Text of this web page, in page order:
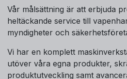
Vår målsättning är att erbjuda
heltäckande service till
myndigheter och
Vi har en komplett
utöver våra egna produkter,
produktutveckling samt